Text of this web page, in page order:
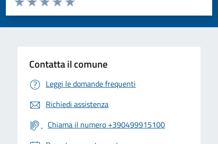
Valuta 5 stelle su 5
Valuta 4 stelle su 5
Valuta 3 stelle su 5
Valuta 2 stelle su 5
Valuta 1 stelle su 5
Contatta il comune
Leggi le domande frequenti
Richiedi assistenza
Chiama il numero +390499915100